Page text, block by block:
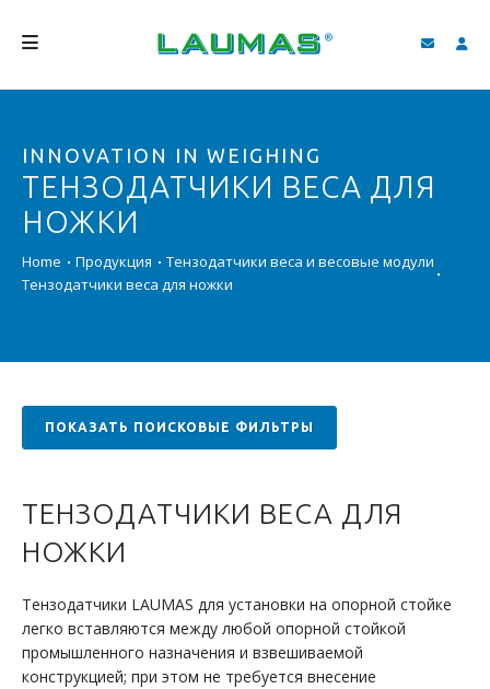
ПРОДУКЦИЯ
УСЛУГИ
ВИДЕО ГАЛЕРЕЯ
ПОИСК
INNOVATION IN WEIGHING
ТЕНЗОДАТЧИКИ ВЕСА ДЛЯ
НОЖКИ
Home Продукция
Тензодатчики веса и весовые модули
Тензодатчики веса для ножки
ПОКАЗАТЬ ПОИСКОВЫЕ ФИЛЬТРЫ
ТЕНЗОДАТЧИКИ ВЕСА ДЛЯ
НОЖКИ
Тензодатчики LAUMAS для установки на опорной стойке
легко вставляются между любой опорной стойкой
промышленного назначения и взвешиваемой
конструкцией; при этом не требуется внесение